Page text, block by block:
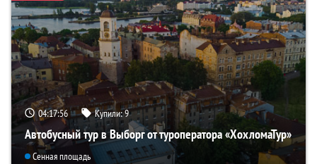
04:17:55 Купили:9
Автобусный тур в Выборг от туроператора «ХохломаТур»
Сенная площадь